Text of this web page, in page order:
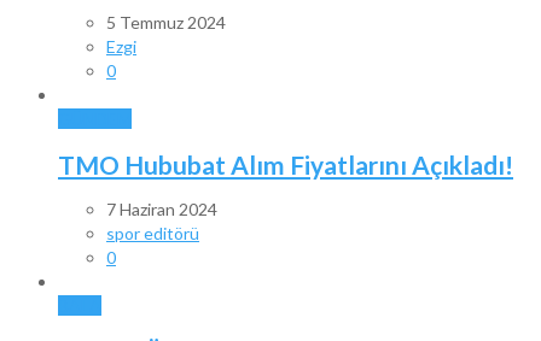
5 Temmuz 2024
Ezgi
0
TMO Hububat Alım Fiyatlarını Açıkladı!
7 Haziran 2024
spor editörü
0